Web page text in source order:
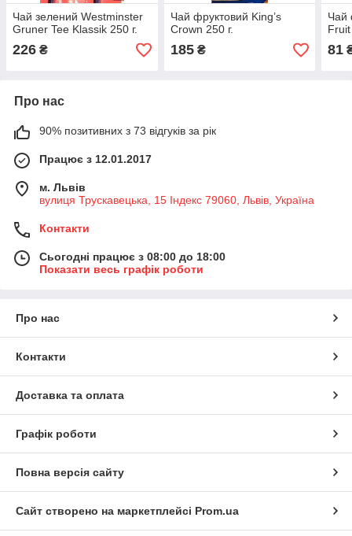
Чай зелений Westminster
Gruner Tee Klassik 250 г.
226 ₴
Чай фруктовий King’s
Crown 250 г.
185₴
Чай
Fruit
81
Про нас
90% позитивних з 73 відгуків за рік
Працює з 12.01.2017
м. Львів
вулиця Трускавецька, 15 Індекс 79060, Львів, Україна
Контакти
Сьогодні працює з 08:00 до 18:00
Показати весь графік роботи
Про нас
Контакти
Доставка та оплата
Графік роботи
Повна версія сайту
Сайт створено на маркетплейсі Prom.ua